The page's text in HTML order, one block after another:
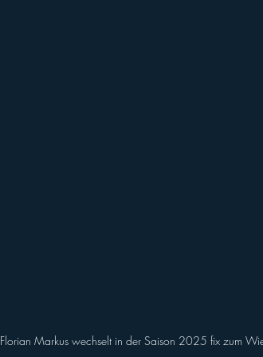
Florian Markus wechselt in der Saison 2025 fix zum